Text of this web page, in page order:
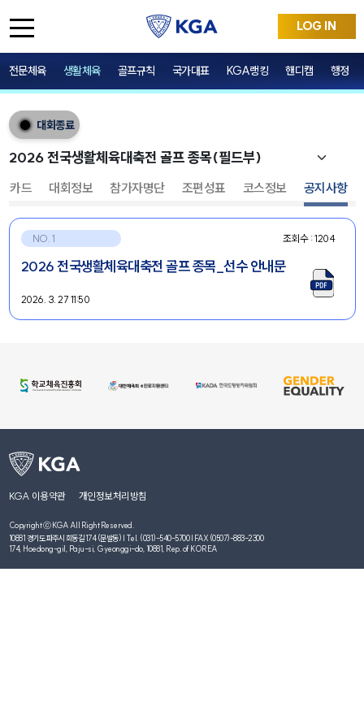
LOG IN
전문체육 생활체육 골프규칙 국가대표 KGA랭킹 핸디캡 행정
대회종료
카드 대회정보 참가자명단 조편성표 코스정보 공지사항
NO. 1 조회수 : 1204
2026 전국생활체육대축전 골프 종목_선수 안내문
2026. 3. 27 11:50
KGA 이용약관 개인정보처리방침
Copyright ⓒ KGA All Right Reserved.
10881 경기도 파주시 회동길 174 (문발동) | Tel. (031)-540-5700 | FAX (0507)-883-2300
174, Hoedong-gil, Paju-si, Gyeonggi-do, 10881, Rep. of KOREA